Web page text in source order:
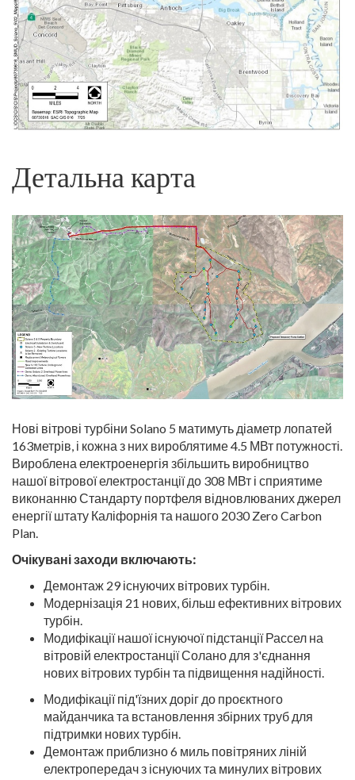
Детальна карта
Нові вітрові турбіни Solano 5 матимуть діаметр лопатей
163метрів, і кожна з них вироблятиме 4.5 МВт потужності.
Вироблена електроенергія збільшить виробництво
нашої вітрової електростанції до 308 МВт і сприятиме
виконанню Стандарту портфеля відновлюваних джерел
енергії штату Каліфорнія та нашого 2030 Zero Carbon
Plan.
Очікувані заходи включають:
Демонтаж 29 існуючих вітрових турбін.
Модернізація 21 нових, більш ефективних вітрових
турбін.
Модифікації нашої існуючої підстанції Рассел на
вітровій електростанції Солано для з'єднання
нових вітрових турбін та підвищення надійності.
Модифікації під'їзних доріг до проєктного
майданчика та встановлення збірних труб для
підтримки нових турбін.
Демонтаж приблизно 6 миль повітряних ліній
електропередач з існуючих та минулих вітрових